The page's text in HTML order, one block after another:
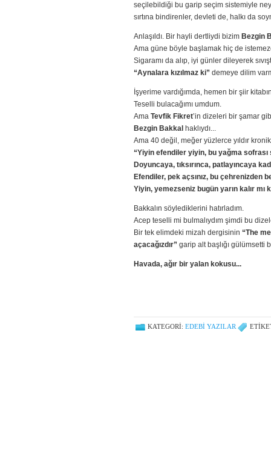
seçilebildiği bu garip seçim sistemiyle
sırtına bindirenler, devleti de, halkı da
Anlaşıldı. Bir hayli dertliydi bizim Bezgin
Ama güne böyle başlamak hiç de
Sigaramı da alıp, iyi günler dileyerek
“Aynalara kızılmaz ki” demeye dilim
İşyerime vardığımda, hemen bir şiir
Teselli bulacağımı umdum.
Ama Tevfik Fikret’in dizeleri bir şamar
Bezgin Bakkal haklıydı...
Ama 40 değil, meğer yüzlerce yıldır
“Yiyin efendiler yiyin, bu yağma sofrası
Doyuncaya, tıksırınca, patlayıncaya
Efendiler, pek açsınız, bu çehrenizden
Yiyin, yemezseniz bugün yarın kalır mı
Bakkalın söylediklerini hatırladım.
Acep teselli mi bulmalıydım şimdi bu
Bir tek elimdeki mizah dergisinin “The
açacağızdır” garip alt başlığı gülümsetti
Havada, ağır bir yalan kokusu...
KATEGORI: EDEBI YAZILAR